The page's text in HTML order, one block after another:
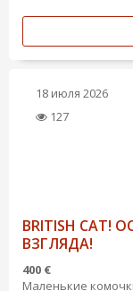
18 июля 2026
127
BRITISH
ВЗГЛЯДА!
400 €
Маленькие